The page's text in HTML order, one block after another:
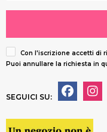
Con l'iscrizione accetti di
Puoi annullare la richiesta in
SEGUICI SU: